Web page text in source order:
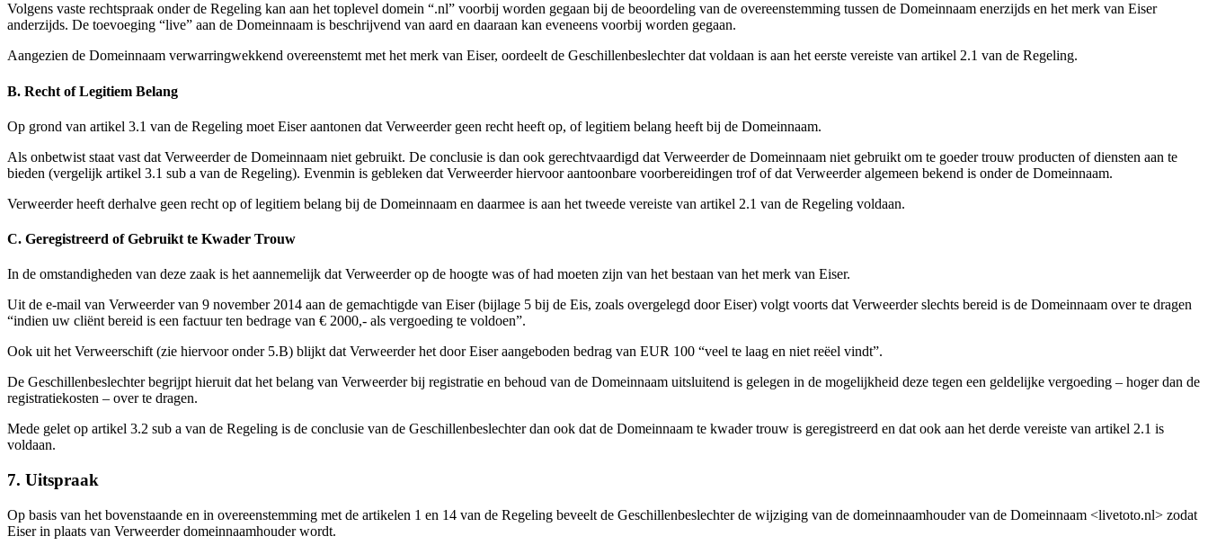
Volgens vaste rechtspraak onder de Regeling kan aan het toplevel domein “.nl” voorbij worden gegaan bij de beoordeling van de overeenstemming tussen de Domeinnaam enerzijds en het merk van Eiser
anderzijds. De toevoeging “live” aan de Domeinnaam is beschrijvend van aard en daaraan kan eveneens voorbij worden gegaan.
Aangezien de Domeinnaam verwarringwekkend overeenstemt met het merk van Eiser, oordeelt de Geschillenbeslechter dat voldaan is aan het eerste vereiste van artikel 2.1 van de Regeling.
B. Recht of Legitiem Belang
Op grond van artikel 3.1 van de Regeling moet Eiser aantonen dat Verweerder geen recht heeft op, of legitiem belang heeft bij de Domeinnaam.
Als onbetwist staat vast dat Verweerder de Domeinnaam niet gebruikt. De conclusie is dan ook gerechtvaardigd dat Verweerder de Domeinnaam niet gebruikt om te goeder trouw producten of diensten aan te
bieden (vergelijk artikel 3.1 sub a van de Regeling). Evenmin is gebleken dat Verweerder hiervoor aantoonbare voorbereidingen trof of dat Verweerder algemeen bekend is onder de Domeinnaam.
Verweerder heeft derhalve geen recht op of legitiem belang bij de Domeinnaam en daarmee is aan het tweede vereiste van artikel 2.1 van de Regeling voldaan.
C. Geregistreerd of Gebruikt te Kwader Trouw
In de omstandigheden van deze zaak is het aannemelijk dat Verweerder op de hoogte was of had moeten zijn van het bestaan van het merk van Eiser.
Uit de e-mail van Verweerder van 9 november 2014 aan de gemachtigde van Eiser (bijlage 5 bij de Eis, zoals overgelegd door Eiser) volgt voorts dat Verweerder slechts bereid is de Domeinnaam over te dragen
“indien uw cliënt bereid is een factuur ten bedrage van € 2000,- als vergoeding te voldoen”.
Ook uit het Verweerschift (zie hiervoor onder 5.B) blijkt dat Verweerder het door Eiser aangeboden bedrag van EUR 100 “veel te laag en niet reëel vindt”.
De Geschillenbeslechter begrijpt hieruit dat het belang van Verweerder bij registratie en behoud van de Domeinnaam uitsluitend is gelegen in de mogelijkheid deze tegen een geldelijke vergoeding – hoger dan de
registratiekosten – over te dragen.
Mede gelet op artikel 3.2 sub a van de Regeling is de conclusie van de Geschillenbeslechter dan ook dat de Domeinnaam te kwader trouw is geregistreerd en dat ook aan het derde vereiste van artikel 2.1 is
voldaan.
7. Uitspraak
Op basis van het bovenstaande en in overeenstemming met de artikelen 1 en 14 van de Regeling beveelt de Geschillenbeslechter de wijziging van de domeinnaamhouder van de Domeinnaam <livetoto.nl> zodat
Eiser in plaats van Verweerder domeinnaamhouder wordt.